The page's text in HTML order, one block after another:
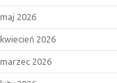
maj 2026
kwiecień 2026
marzec 2026